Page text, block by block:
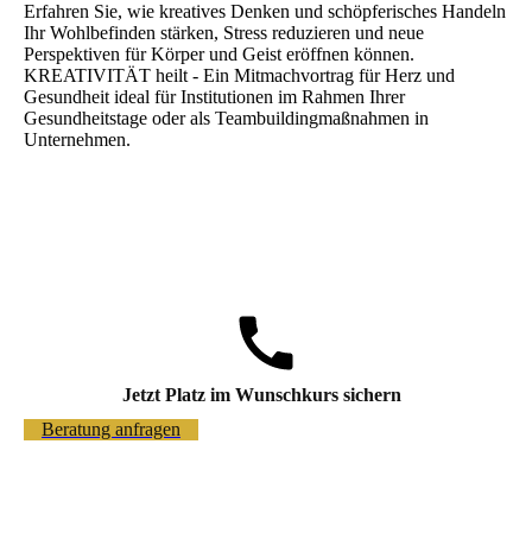
Erfahren Sie, wie kreatives Denken und schöpferisches Handeln
Ihr Wohlbefinden stärken, Stress reduzieren und neue
Perspektiven für Körper und Geist eröffnen können.
KREATIVITÄT heilt - Ein Mitmachvortrag für Herz und
Gesundheit ideal für Institutionen im Rahmen Ihrer
Gesundheitstage oder als Teambuildingmaßnahmen in
Unternehmen.
Jetzt Platz im Wunschkurs sichern
Beratung anfragen